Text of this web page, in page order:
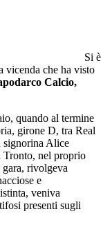
Si è
vicenda che ha visto
Calcio,
quando al termine
girone D, tra Real
signorina Alice
Tronto, nel proprio
gara, rivolgeva
e
veniva
presenti sugli